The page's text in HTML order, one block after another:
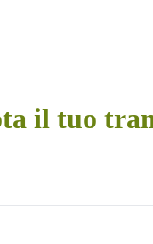
il tuo